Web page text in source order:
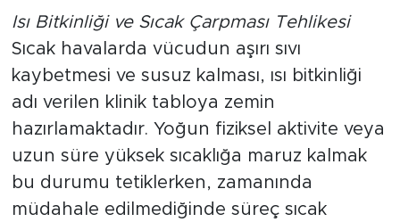
Isı Bitkinliği ve Sıcak Çarpması Tehlikesi
Sıcak havalarda vücudun aşırı sıvı
kaybetmesi ve susuz kalması, ısı bitkinliği
adı verilen klinik tabloya zemin
hazırlamaktadır. Yoğun fiziksel aktivite veya
uzun süre yüksek sıcaklığa maruz kalmak
bu durumu tetiklerken, zamanında
müdahale edilmediğinde süreç sıcak